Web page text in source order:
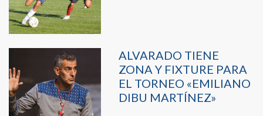
ALVARADO TIENE
ZONA Y FIXTURE PARA
EL TORNEO «EMILIANO
DIBU MARTÍNEZ»